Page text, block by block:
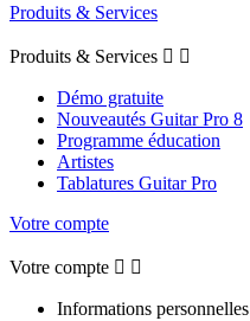
Produits & Services
Produits & Services  
Démo gratuite
Nouveautés Guitar Pro 8
Programme éducation
Artistes
Tablatures Guitar Pro
Votre compte
Votre compte  
Informations personnelles